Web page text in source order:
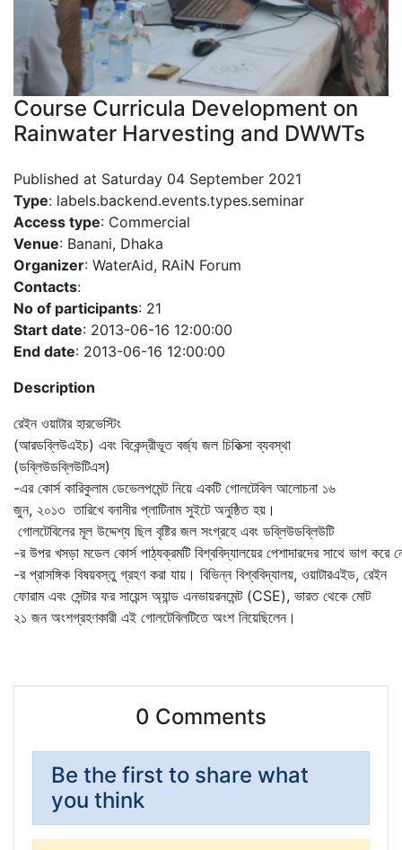
Course Curricula Development on
Rainwater Harvesting and DWWTs
Published at Saturday 04 September 2021
Type: labels.backend.events.types.seminar
Access type: Commercial
Venue: Banani, Dhaka
Organizer: WaterAid, RAiN Forum
Contacts:
No of participants: 21
Start date: 2013-06-16 12:00:00
End date: 2013-06-16 12:00:00
Description
রেইন ওয়াটার হারভেস্টিং
(আরডব্লিউএইচ) এবং বিকেন্দ্রীভূত বর্জ্য জল চিকিত্সা ব্যবস্থা
(ডব্লিউডব্লিউটিএস)
-এর কোর্স কারিকুলাম ডেভেলপমেন্ট নিয়ে একটি গোলটেবিল আলোচনা ১৬
জুন, ২০১৩ তারিখে বনানীর প্লাটিনাম সুইটে অনুষ্ঠিত হয়।
গোলটেবিলের মূল উদ্দেশ্য ছিল বৃষ্টির জল সংগ্রহে এবং ডব্লিউডব্লিউটি
-র উপর খসড়া মডেল কোর্স পাঠ্যক্রমটি বিশ্ববিদ্যালয়ের পেশাদারদের সাথে ভাগ করে
-র প্রাসঙ্গিক বিষয়বস্তু গ্রহণ করা যায়। বিভিন্ন বিশ্ববিদ্যালয়, ওয়াটারএইড, রেইন
ফোরাম এবং সেন্টার ফর সায়েন্স অ্যান্ড এনভায়রনমেন্ট (CSE), ভারত থেকে মোট
২১ জন অংশগ্রহণকারী এই গোলটেবিলটিতে অংশ নিয়েছিলেন।
0 Comments
Be the first to share what
you think